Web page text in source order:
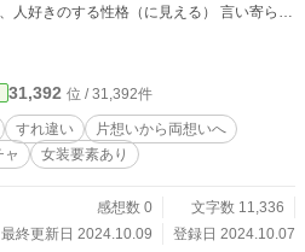
人好きのする性格（に見える） 言い寄られ
好しな性格の為 付き合ってしまう事も時に
思っている。 ※玲には一応、体だ
現れたりもするので 苦手な方はご注意くだ
31,392 位 / 31,392件
すれ違い
片想いから両想いへ
ャ 女装要素あり
感想数 0
文字数 11,336
最終更新日 2024.10.09
登録日 2024.10.07